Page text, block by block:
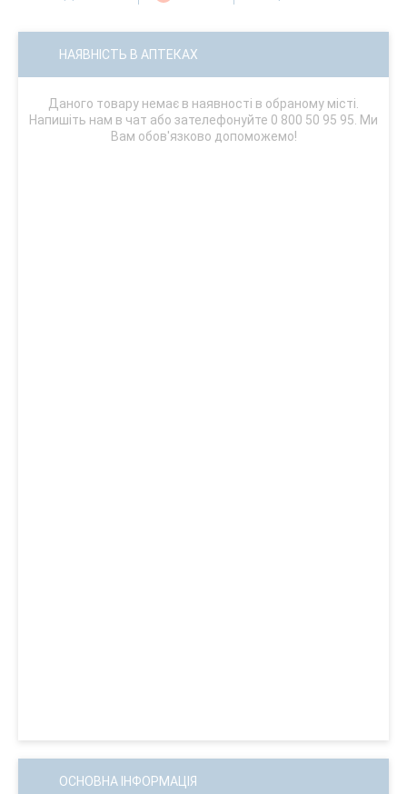
НАЯВНІСТЬ В АПТЕКАХ
Даного товару немає в наявності в обраному місті.
Напишіть нам в чат або зателефонуйте 0 800 50 95 95. Ми
Вам обов'язково допоможемо!
ОСНОВНА ІНФОРМАЦІЯ